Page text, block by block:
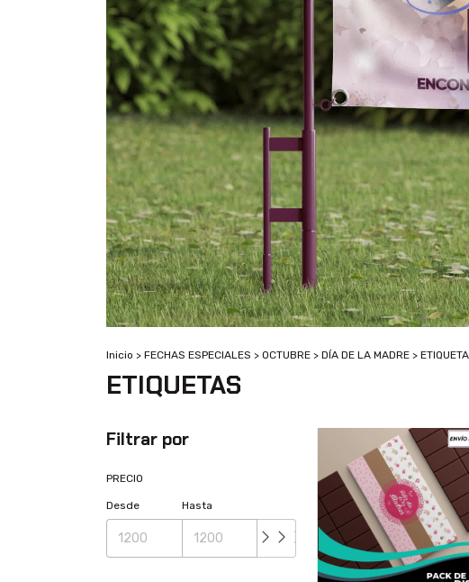
Inicio > FECHAS ESPECIALES > OCTUBRE > DÍA DE LA MADRE >
ETIQUETAS
Filtrar por
PRECIO
Desde Hasta